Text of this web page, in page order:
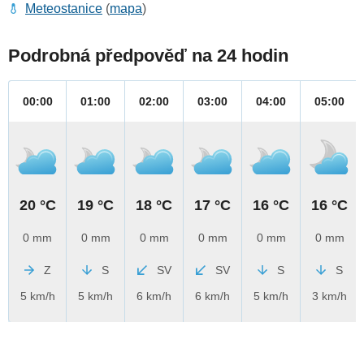
Meteostanice (mapa)
Podrobná předpověď na 24 hodin
00:00
20 °C
0 mm
Z
5 km/h
01:00
19 °C
0 mm
S
5 km/h
02:00
18 °C
0 mm
SV
6 km/h
03:00
17 °C
0 mm
SV
6 km/h
04:00
16 °C
0 mm
S
5 km/h
05:00
16 °C
0 mm
S
3 km/h